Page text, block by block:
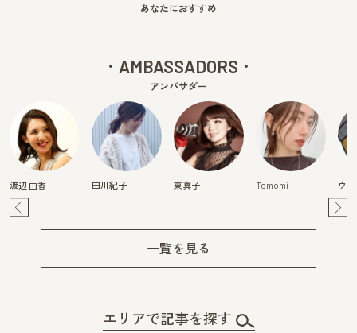
あなたにおすすめ
AMBASSADORS
アンバサダー
渡辺 由香 田川紀子 東真子 Tomomi ウ
一覧を見る
エリアで記事を探す